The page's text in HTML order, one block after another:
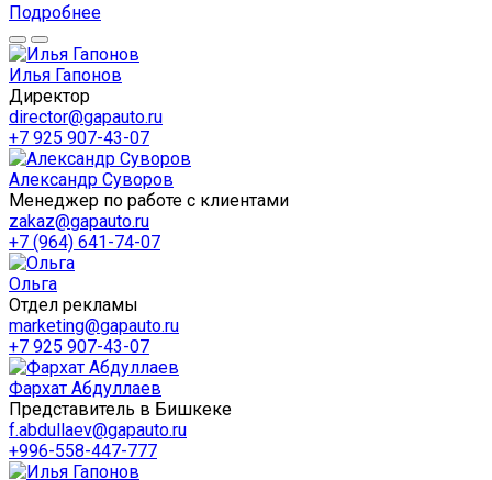
Подробнее
Илья Гапонов
Директор
director@gapauto.ru
+7 925 907-43-07
Александр Суворов
Менеджер по работе с клиентами
zakaz@gapauto.ru
+7 (964) 641-74-07
Ольга
Отдел рекламы
marketing@gapauto.ru
+7 925 907-43-07
Фархат Абдуллаев
Представитель в Бишкеке
f.abdullaev@gapauto.ru
+996-558-447-777